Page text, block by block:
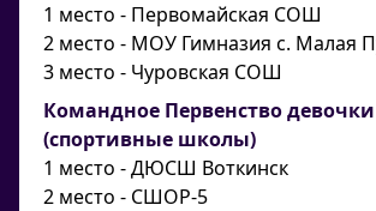
1 место - Первомайская СОШ
2 место - МОУ Гимназия с. Малая
3 место - Чуровская СОШ
Командное Первенство девочки
(спортивные школы)
1 место - ДЮСШ Воткинск
2 место - СШОР-5